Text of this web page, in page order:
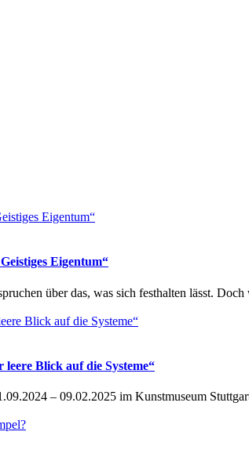
Eigentum“
über das, was sich festhalten lässt.
Blick auf die Systeme“
– 09.02.2025 im Kunstmuseum